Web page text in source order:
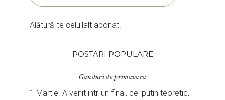
Alătură-te celuilalt abonat.
POSTARI POPULARE
Ganduri de primavara
1 Martie. A venit intr-un final, cel putin teoretic,